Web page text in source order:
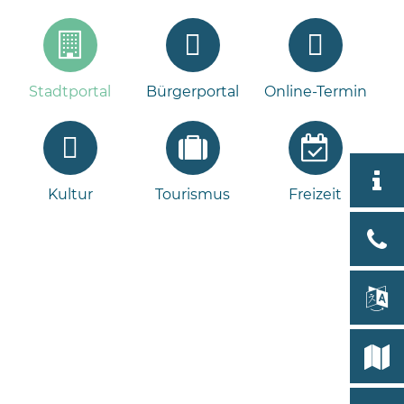
Stadtportal Bürgerportal Online-Termin
Kultur Tourismus Freizeit
Bleeck
19